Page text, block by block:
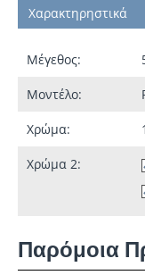
Χαρακτηρηστικά
Μέγεθος:
Μοντέλο:
Χρώμα:
Χρώμα 2:
Παρόμοια